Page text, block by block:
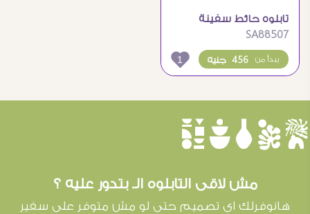
تابلوه حائط سفينة
شراعية في بحر هائج
SA88507
456 جنيه يبدأ من 1
èûôçê
مش لاقى التابلوه الـ بتدور عليه ؟
هانوفرلك اى تصميم حتى لو مش متوفر على سفير